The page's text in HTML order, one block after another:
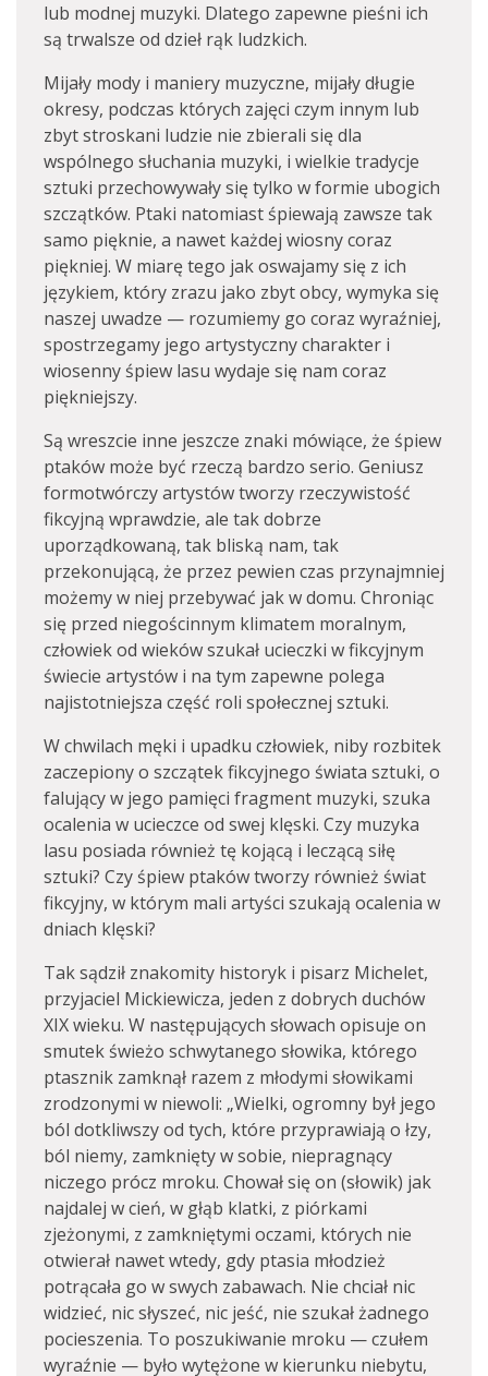
lub modnej muzyki. Dlatego zapewne pieśni ich
są trwalsze od dzieł rąk ludzkich.
Mijały mody i maniery muzyczne, mijały długie
okresy, podczas których zajęci czym innym lub
zbyt stroskani ludzie nie zbierali się dla
wspólnego słuchania muzyki, i wielkie tradycje
sztuki przechowywały się tylko w formie ubogich
szczątków. Ptaki natomiast śpiewają zawsze tak
samo pięknie, a nawet każdej wiosny coraz
piękniej. W miarę tego jak oswajamy się z ich
językiem, który zrazu jako zbyt obcy, wymyka się
naszej uwadze — rozumiemy go coraz wyraźniej,
spostrzegamy jego artystyczny charakter i
wiosenny śpiew lasu wydaje się nam coraz
piękniejszy.
Są wreszcie inne jeszcze znaki mówiące, że śpiew
ptaków może być rzeczą bardzo serio. Geniusz
formotwórczy artystów tworzy rzeczywistość
fikcyjną wprawdzie, ale tak dobrze
uporządkowaną, tak bliską nam, tak
przekonującą, że przez pewien czas przynajmniej
możemy w niej przebywać jak w domu. Chroniąc
się przed niegościnnym klimatem moralnym,
człowiek od wieków szukał ucieczki w fikcyjnym
świecie artystów i na tym zapewne polega
najistotniejsza część roli społecznej sztuki.
W chwilach męki i upadku człowiek, niby rozbitek
zaczepiony o szczątek fikcyjnego świata sztuki, o
falujący w jego pamięci fragment muzyki, szuka
ocalenia w ucieczce od swej klęski. Czy muzyka
lasu posiada również tę kojącą i leczącą siłę
sztuki? Czy śpiew ptaków tworzy również świat
fikcyjny, w którym mali artyści szukają ocalenia w
dniach klęski?
Tak sądził znakomity historyk i pisarz Michelet,
przyjaciel Mickiewicza, jeden z dobrych duchów
XIX wieku. W następujących słowach opisuje on
smutek świeżo schwytanego słowika, którego
ptasznik zamknął razem z młodymi słowikami
zrodzonymi w niewoli: „Wielki, ogromny był jego
ból dotkliwszy od tych, które przyprawiają o łzy,
ból niemy, zamknięty w sobie, niepragnący
niczego prócz mroku. Chował się on (słowik) jak
najdalej w cień, w głąb klatki, z piórkami
zjeżonymi, z zamkniętymi oczami, których nie
otwierał nawet wtedy, gdy ptasia młodzież
potrącała go w swych zabawach. Nie chciał nic
widzieć, nic słyszeć, nic jeść, nie szukał żadnego
pocieszenia. To poszukiwanie mroku — czułem
wyraźnie — było wytężone w kierunku niebytu,